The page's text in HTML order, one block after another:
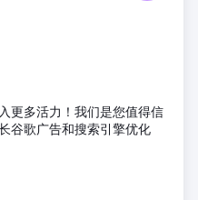
多活力！我们是您值得信
谷歌广告和搜索引擎优化